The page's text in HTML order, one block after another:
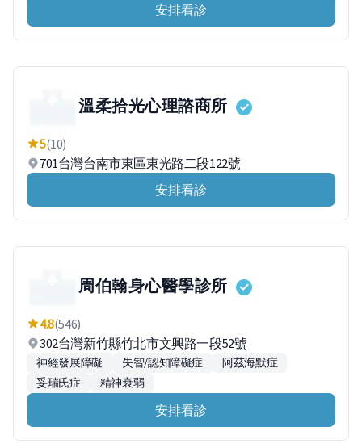
安排看診
溫柔拾光心理諮商所
5(10)
701台灣台南市東區東光路二段122號
安排看診
周伯翰身心醫學診所
4.8(546)
302台灣新竹縣竹北市文興路一段52號
神經發展障礙 失智/認知障礙症
阿茲海默症
妥瑞氏症
精神衰弱
安排看診